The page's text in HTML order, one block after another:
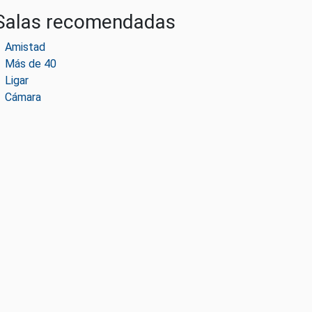
recomendadas
Amistad
Más de 40
Ligar
Cámara